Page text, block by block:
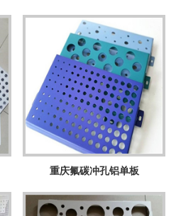
重庆氟碳冲孔铝单板